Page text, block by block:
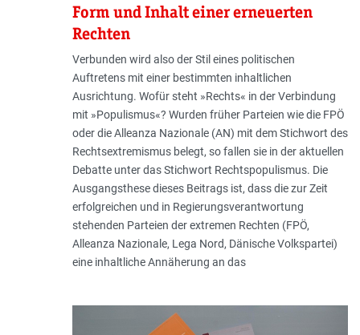
Form und Inhalt einer erneuerten
Rechten
Verbunden wird also der Stil eines politischen
Auftretens mit einer bestimmten inhaltlichen
Ausrichtung. Wofür steht »Rechts« in der Verbindung
mit »Populismus«? Wurden früher Parteien wie die FPÖ
oder die Alleanza Nazionale (AN) mit dem Stichwort des
Rechtsextremismus belegt, so fallen sie in der aktuellen
Debatte unter das Stichwort Rechtspopulismus. Die
Ausgangsthese dieses Beitrags ist, dass die zur Zeit
erfolgreichen und in Regierungsverantwortung
stehenden Parteien der extremen Rechten (FPÖ,
Alleanza Nazionale, Lega Nord, Dänische Volkspartei)
eine inhaltliche Annäherung an das